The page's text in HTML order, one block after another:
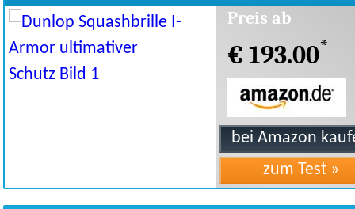
Schutz
Preis ab
€ 193.00*